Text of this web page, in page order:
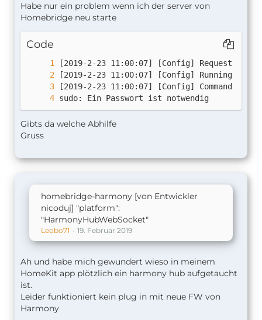
Habe nur ein problem wenn ich der server von
Homebridge neu starte
Code
sudo: Ein Passwort ist notwendig
Gibts da welche Abhilfe
Gruss
homebridge-harmony [von Entwickler
nicoduj] "platform":
"HarmonyHubWebSocket"
Leobo71 19. Februar 2019
Ah und habe mich gewundert wieso in meinem
HomeKit app plötzlich ein harmony hub aufgetaucht
ist.
Leider funktioniert kein plug in mit neue FW von
Harmony